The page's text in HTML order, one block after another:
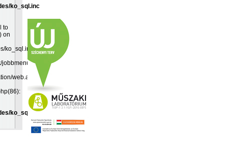
ko_sql.inc
to
on
ko_sql.inc:19
jobbmenu.inc(192):
web.app(349):
ko_sql.inc